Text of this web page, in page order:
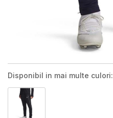
Disponibil in mai multe culori: